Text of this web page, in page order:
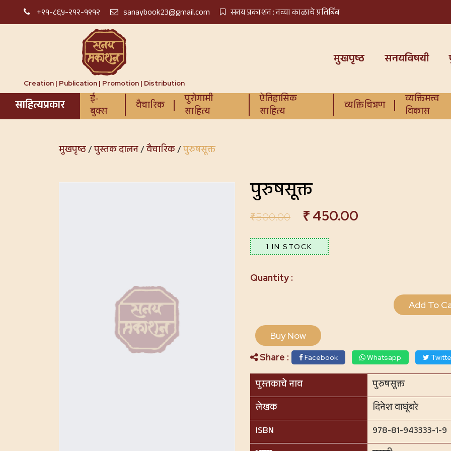
+९१-८६५-२१२-१९१२ sanaybook23@gmail.com सनय प्रकाशन : नव्या काळाचे प्रतिबिंब
Creation | Publication | Promotion | Distribution
मुखपृष्ठ सनयविषयी
साहित्यप्रकार
ई-
बुक्स
वैचारिक
पुरोगामी
साहित्य
ऐतिहासिक
साहित्य
व्यक्तिचित्रण
व्यक्तिमत्त्व
विकास
मुखपृष्ठ/पुस्तक दालन/वैचारिक/पुरुषसूक्त
पुरुषसूक्त
₹500.00 ₹ 450.00
1 IN STOCK
Add To
Buy Now
Share :
Facebook Whatsapp
पुस्तकाचे नाव
पुरुषसूक्त
लेखक
दिनेश वाघूंबरे
ISBN
978-81-943333-1-9